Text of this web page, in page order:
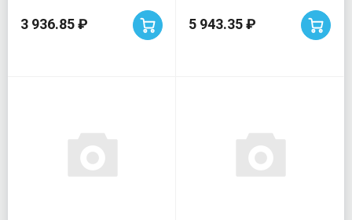
3 936.85 ₽ 5 943.35 ₽